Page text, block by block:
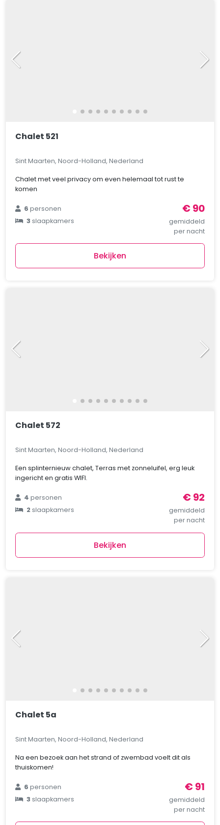
Chalet 521
Sint Maarten, Noord-Holland, Nederland
Chalet met veel privacy om even helemaal tot rust te
komen
6personen
3slaapkamers
€ 90
gemiddeld
per nacht
Bekijken
Chalet 572
Sint Maarten, Noord-Holland, Nederland
Een splinternieuw chalet, Terras met zonneluifel, erg leuk
ingericht en gratis WIFI.
4personen
2slaapkamers
€ 92
gemiddeld
per nacht
Bekijken
Chalet 5a
Sint Maarten, Noord-Holland, Nederland
Na een bezoek aan het strand of zwembad voelt dit als
thuiskomen!
6personen
3slaapkamers
€ 91
gemiddeld
per nacht